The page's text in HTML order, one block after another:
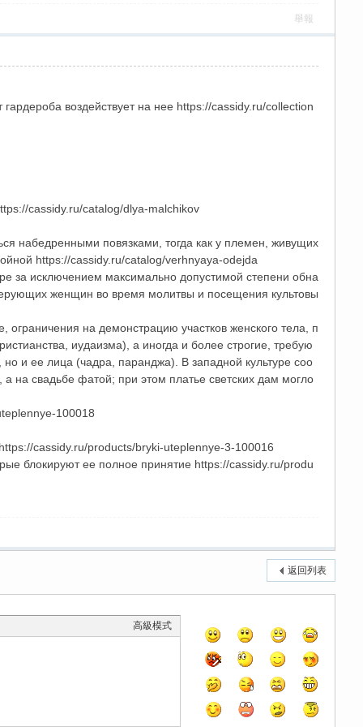
舉報
воздействует на нее https://cassidy.ru/collection
cassidy.ru/catalog/dlya-malchikov
набедренными повязками, тогда как у племен, живущих
https://cassidy.ru/catalog/verhnyaya-odejda
за исключением максимально допустимой степени обна
женщин во время молитвы и посещения культовы
на демонстрацию участков женского тела, п
иудаизма), а иногда и более строгие, требую
и ее лица (чадра, паранджа). В западной культуре соо
на свадьбе фатой; при этом платье светских дам могло
100018
cassidy.ru/products/bryki-uteplennye-3-100016
блокируют ее полное принятие https://cassidy.ru/produ
返回列表
高級模式